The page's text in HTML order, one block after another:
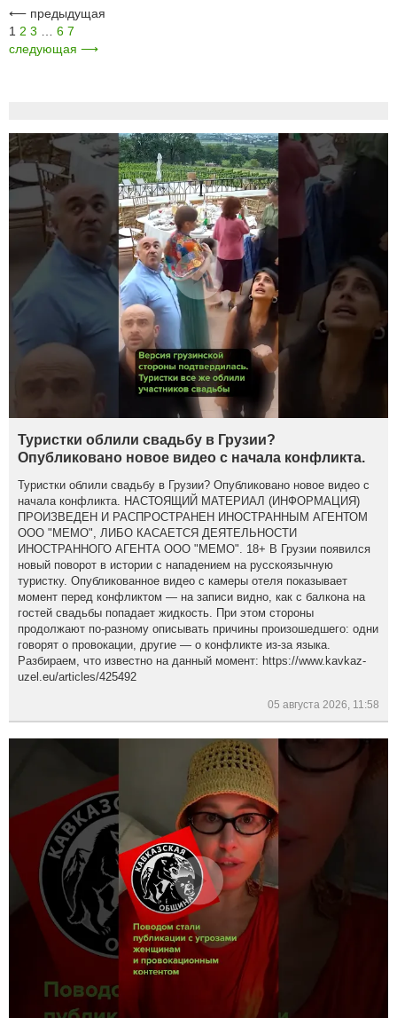
⟵ предыдущая
1 2 3 6 7
следующая ⟶
Туристки облили свадьбу в Грузии?
Опубликовано новое видео с начала конфликта.
Туристки облили свадьбу в Грузии? Опубликовано новое видео с
начала конфликта. НАСТОЯЩИЙ МАТЕРИАЛ (ИНФОРМАЦИЯ)
ПРОИЗВЕДЕН И РАСПРОСТРАНЕН ИНОСТРАННЫМ АГЕНТОМ
ООО "МЕМО", ЛИБО КАСАЕТСЯ ДЕЯТЕЛЬНОСТИ
ИНОСТРАННОГО АГЕНТА ООО "МЕМО". 18+ В Грузии появился
новый поворот в истории с нападением на русскоязычную
туристку. Опубликованное видео с камеры отеля показывает
момент перед конфликтом — на записи видно, как с балкона на
гостей свадьбы попадает жидкость. При этом стороны
продолжают по-разному описывать причины произошедшего: одни
говорят о провокации, другие — о конфликте из-за языка.
Разбираем, что известно на данный момент: https://www.kavkaz-
uzel.eu/articles/425492
05 августа 2026, 11:58